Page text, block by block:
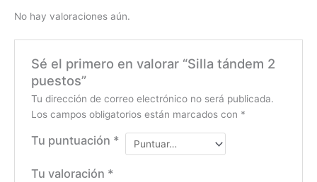
No hay valoraciones aún.
Sé el primero en valorar “Silla tándem 2
puestos”
Tu dirección de correo electrónico no será publicada.
Los campos obligatorios están marcados con *
Tu puntuación *
Tu valoración *